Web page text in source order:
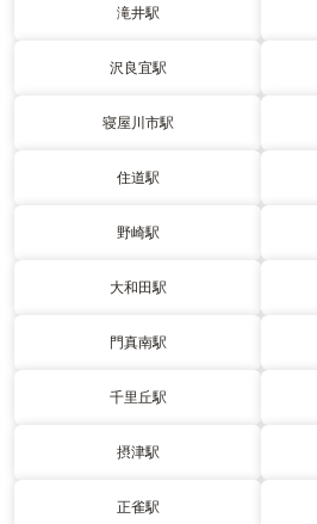
滝井駅
沢良宜駅
寝屋川市駅
住道駅
野崎駅
大和田駅
門真南駅
千里丘駅
摂津駅
正雀駅